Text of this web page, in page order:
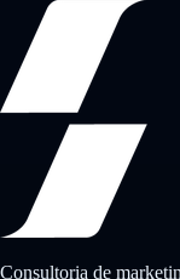
Consultoria de